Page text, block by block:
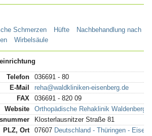
Schmerzen Hüfte
Nachbehandlung nach
Wirbelsäule
Telefon
036691 - 80
E-Mail
reha@waldkliniken-eisenberg.de
FAX
036691 - 820 09
Website
Orthopädische Rehaklinik Waldenberg
Klosterlausnitzer Straße 81
PLZ, Ort
07607 Deutschland - Thüringen -